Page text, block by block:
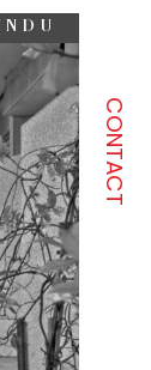
CONTACT